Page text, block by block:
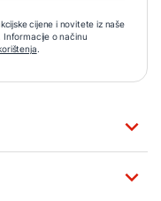
cijene i novitete iz naše
Informacije o načinu
.